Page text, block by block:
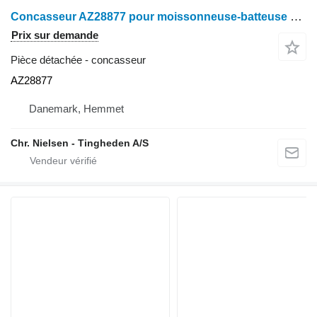
Concasseur AZ28877 pour moissonneuse-batteuse John Deere 1085
Prix sur demande
Pièce détachée - concasseur
AZ28877
Danemark, Hemmet
Chr. Nielsen - Tingheden A/S